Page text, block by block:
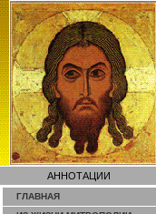
АННОТАЦИИ
ГЛАВНАЯ